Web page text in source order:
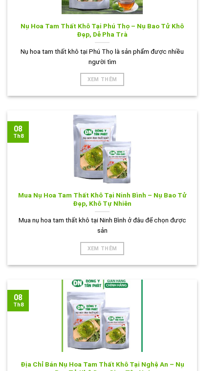
Nụ Hoa Tam Thất Khô Tại Phú Thọ – Nụ Bao Tử Khô
Đẹp, Dễ Pha Trà
Nụ hoa tam thất khô tại Phú Thọ là sản phẩm được nhiều
người tìm
XEM THÊM
Mua Nụ Hoa Tam Thất Khô Tại Ninh Bình – Nụ Bao Tử
Đẹp, Khô Tự Nhiên
Mua nụ hoa tam thất khô tại Ninh Bình ở đâu để chọn được
sản
XEM THÊM
08
Th8
Địa Chỉ Bán Nụ Hoa Tam Thất Khô Tại Nghệ An – Nụ
08
Th8